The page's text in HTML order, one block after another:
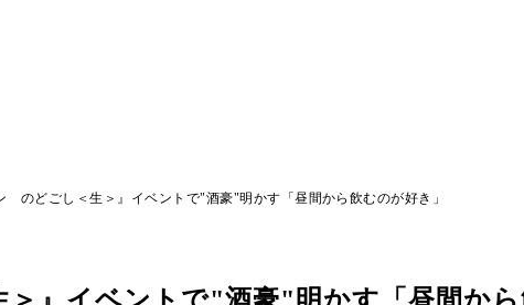
のどごし＜生＞』イベントで"酒豪"明かす「昼間から飲むのが好き」
』イベントで"酒豪"明かす「昼間か